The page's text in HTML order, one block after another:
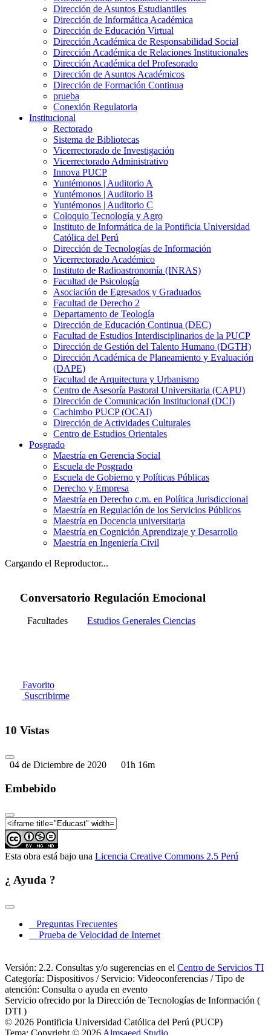
Dirección de Asuntos Estudiantiles
Dirección de Informática Académica
Dirección de Educación Virtual
Dirección Académica de Responsabilidad Social
Dirección Académica de Relaciones Institucionales
Dirección Académica del Profesorado
Dirección de Asuntos Académicos
Dirección de Formación Continua
prueba
Conexión Regulatoria
Institucional
Rectorado
Sistema de Bibliotecas
Vicerrectorado de Investigación
Vicerrectorado Administrativo
Innova PUCP
Yuntémonos | Auditorio A
Yuntémonos | Auditorio B
Yuntémonos | Auditorio C
Coloquio Tecnología y Agro
Instituto de Informática de la Pontificia Universidad
Católica del Perú
Dirección de Tecnologías de Información
Vicerrectorado Académico
Instituto de Radioastronomía (INRAS)
Facultad de Psicología
Asociación de Egresados y Graduados
Facultad de Derecho 2
Departamento de Teología
Dirección de Educación Continua (DEC)
Facultad de Estudios Interdisciplinarios de la PUCP
Dirección de Gestión del Talento Humano (DGTH)
Dirección Académica de Planeamiento y Evaluación
(DAPE)
Facultad de Arquitectura y Urbanismo
Centro de Asesoría Pastoral Universitaria (CAPU)
Dirección de Comunicación Institucional (DCI)
Cachimbo PUCP (OCAI)
Dirección de Actividades Culturales
Centro de Estudios Orientales
Posgrado
Maestría en Gerencia Social
Escuela de Posgrado
Escuela de Gobierno y Políticas Públicas
Derecho y Empresa
Maestría en Derecho c.m. en Política Jurisdiccional
Maestría en Regulación de los Servicios Públicos
Maestría en Docencia universitaria
Maestría en Cognición Aprendizaje y Desarrollo
Maestría en Ingeniería Civil
Cargando el Reproductor...
Conversatorio Regulación Emocional
Facultades Estudios Generales Ciencias
Favorito
Suscribirme
10 Vistas
04 de Diciembre de 2020 01h 16m
Embebido
Esta obra está bajo una Licencia Creative Commons 2.5 Perú
¿ Ayuda ?
Preguntas Frecuentes
Prueba de Velocidad de Internet
Versión: 2.2. Consultas y/o sugerencias en el Centro de Servicios TI
Categoría: Dispositivos / Servicio: Videoconferencias / Tipo de
atención: Consulta o ayuda en evento
Servicio ofrecido por la Dirección de Tecnologías de Información (
DTI )
© 2026 Pontificia Universidad Católica del Perú (PUCP)
Tema: Copyright © 2026 Almsaeed Studio